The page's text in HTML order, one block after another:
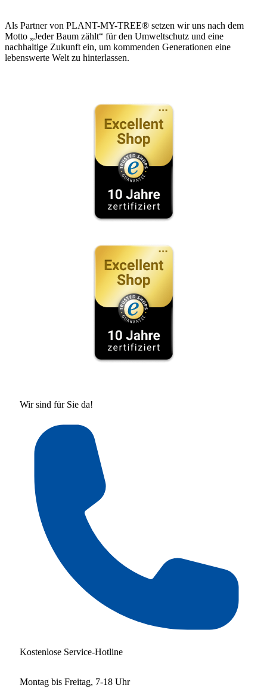
Als Partner von PLANT-MY-TREE® setzen wir uns nach dem
Motto „Jeder Baum zählt“ für den Umweltschutz und eine
nachhaltige Zukunft ein, um kommenden Generationen eine
lebenswerte Welt zu hinterlassen.
Wir sind für Sie da!
Kostenlose Service-Hotline
Montag bis Freitag, 7-18 Uhr